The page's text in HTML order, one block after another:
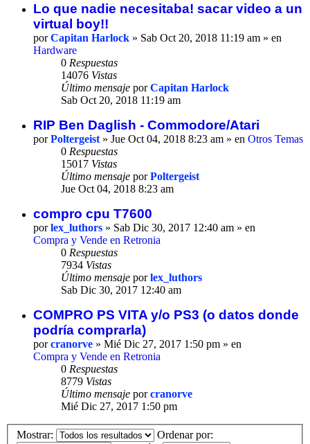
Lo que nadie necesitaba! sacar video a un
virtual boy!!
porCapitan Harlock » Sab Oct 20, 2018 11:19 am » en
Hardware
0 Respuestas
14076 Vistas
Último mensaje porCapitan Harlock
Sab Oct 20, 2018 11:19 am
RIP Ben Daglish - Commodore/Atari
porPoltergeist » Jue Oct 04, 2018 8:23 am » en Otros Temas
0 Respuestas
15017 Vistas
Último mensaje porPoltergeist
Jue Oct 04, 2018 8:23 am
compro cpu T7600
porlex_luthors » Sab Dic 30, 2017 12:40 am » en
Compra y Vende en Retronia
0 Respuestas
7934 Vistas
Último mensaje porlex_luthors
Sab Dic 30, 2017 12:40 am
COMPRO PS VITA y/o PS3 (o datos donde
podría comprarla)
porcranorve » Mié Dic 27, 2017 1:50 pm » en
Compra y Vende en Retronia
0 Respuestas
8779 Vistas
Último mensaje porcranorve
Mié Dic 27, 2017 1:50 pm
Mostrar:
Ordenar por: